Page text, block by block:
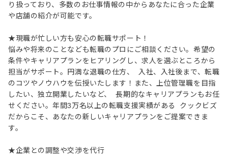
り扱っており、多数のお仕事情報の中からあなたに合った企業
や店舗の紹介が可能です。
★現職が忙しい方も安心の転職サポート！
悩みや将来のことなども転職のプロにご相談ください。希望の
条件やキャリアプランをヒアリングし、求人を選ぶところから
担当がサポート。円満な退職の仕方、 入社、入社後まで、転職
のコツやノウハウを伝授いたします！また、上位管理職を目指
したい、独立開業したいなど、 長期的なキャリアプランもお任
せください。年間3万名以上の転職支援実績がある クックビズ
だからこそ、あなたの新しいキャリアプランをご提案できま
す。
★企業との調整や交渉を代行